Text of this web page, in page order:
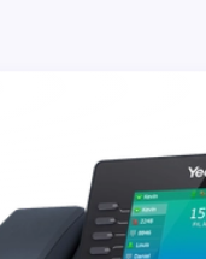
Finanza,